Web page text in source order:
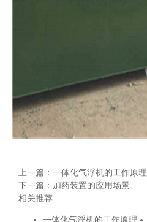
上一篇： 一体化气浮机的工作原理
下一篇： 加药装置的应用场景
相关推荐
一体化气浮机的工作原理